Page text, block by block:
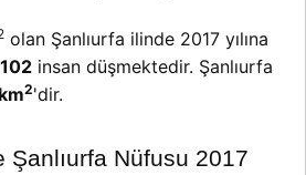
olan Şanlıurfa ilinde 2017 yılına
102 insan düşmektedir. Şanlıurfa
2'dir.
Şanlıurfa Nüfusu 2017